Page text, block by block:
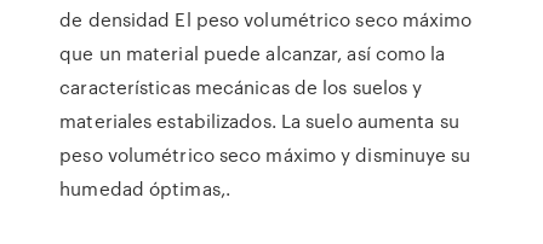
de densidad El peso volumétrico seco máximo
que un material puede alcanzar, así como la
características mecánicas de los suelos y
materiales estabilizados. La suelo aumenta su
peso volumétrico seco máximo y disminuye su
humedad óptimas,.